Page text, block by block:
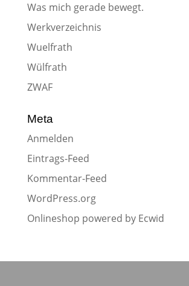
Was mich gerade bewegt.
Werkverzeichnis
Wuelfrath
Wülfrath
ZWAF
Meta
Anmelden
Eintrags-Feed
Kommentar-Feed
WordPress.org
Onlineshop powered by Ecwid